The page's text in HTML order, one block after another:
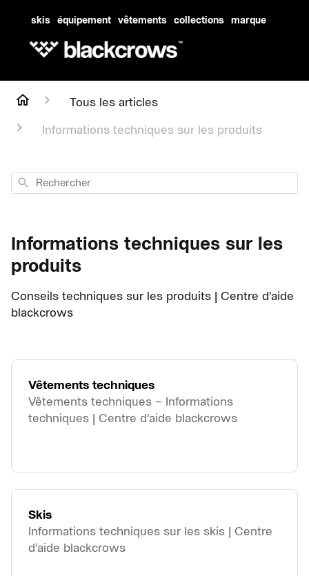
skis équipement vêtements collections marque
Tous les articles
Informations techniques sur les produits
Rechercher
Informations techniques sur les
produits
Conseils techniques sur les produits | Centre d’aide
blackcrows
Vêtements techniques
Vêtements techniques – Informations
techniques | Centre d’aide blackcrows
Skis
Informations techniques sur les skis | Centre
d’aide blackcrows